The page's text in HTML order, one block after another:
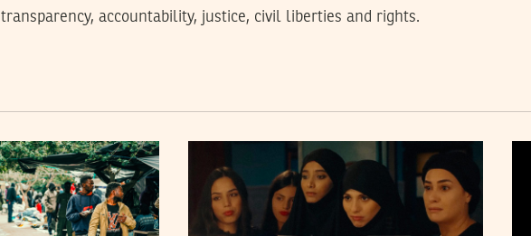
transparency, accountability, justice, civil liberties and rights.